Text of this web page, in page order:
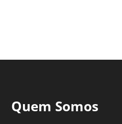
Quem Somos